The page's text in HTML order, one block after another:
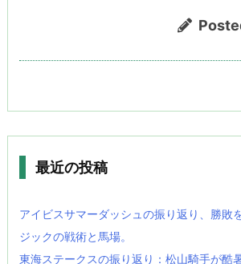
最近の投稿
アイビスサマーダッシュの振り返り、勝敗
ジックの戦術と馬場。
東海ステークスの振り返り：松山騎手が酷